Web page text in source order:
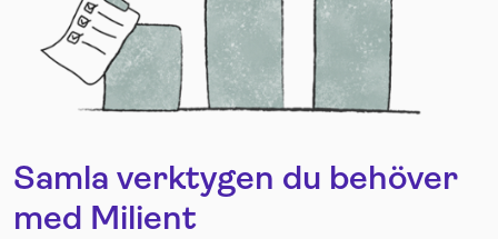
Samla verktygen du behöver
med Milient